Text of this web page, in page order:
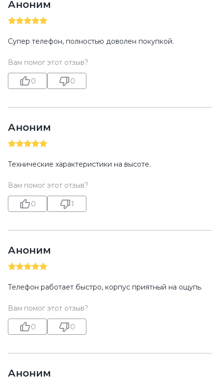
Аноним
Супер телефон, полностью доволен покупкой.
Вам помог этот отзыв?
0 0
Аноним
Технические характеристики на высоте.
Вам помог этот отзыв?
0 1
Аноним
Телефон работает быстро, корпус приятный на ощупь.
Вам помог этот отзыв?
0 0
Аноним